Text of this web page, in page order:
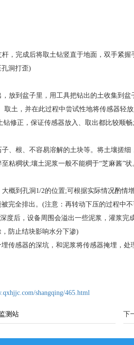
，完成后将取土钻竖直于地面，双手紧
洞打歪)
放到盆子里，用工具把钻出的土收集到
取土，并在此过程中尝试性地将传感器轻
钻修正，保证传感器放入、取出都比较顺
、根、不容易溶解的土块等。将土壤搓细
粘稠状;壤土泥浆一般不能稠于“芝麻酱”状
概到孔洞1/2的位置;可根据实际情况酌
完全排出。(注意：再转动下压的过程中
度后，设备周围会溢出一些泥浆，灌浆完
防止结块影响水分下渗)
传感器的深坑，和泥浆将传感器掩埋，处
shangqing/465.html
测站 下